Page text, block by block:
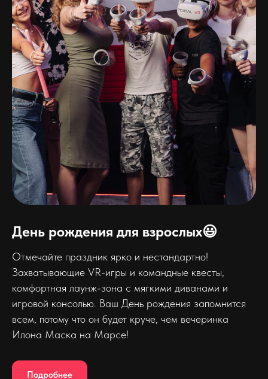
День рождения для взрослых😃
Отмечайте праздник ярко и нестандартно!
Захватывающие VR-игры и командные квесты,
комфортная лаунж-зона с мягкими диванами и
игровой консолью. Ваш День рождения запомнится
всем, потому что он будет круче, чем вечеринка
Илона Маска на Марсе!
Подробнее